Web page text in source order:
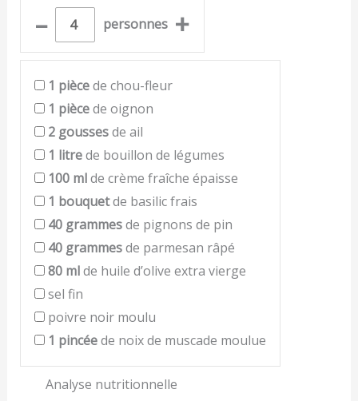
– personnes +
1 piècede chou-fleur
1 piècede oignon
2 goussesde ail
1 litrede bouillon de légumes
100 mlde crème fraîche épaisse
1 bouquetde basilic frais
40 grammesde pignons de pin
40 grammesde parmesan râpé
80 mlde huile d’olive extra vierge
sel fin
poivre noir moulu
1 pincéede noix de muscade moulue
Analyse nutritionnelle